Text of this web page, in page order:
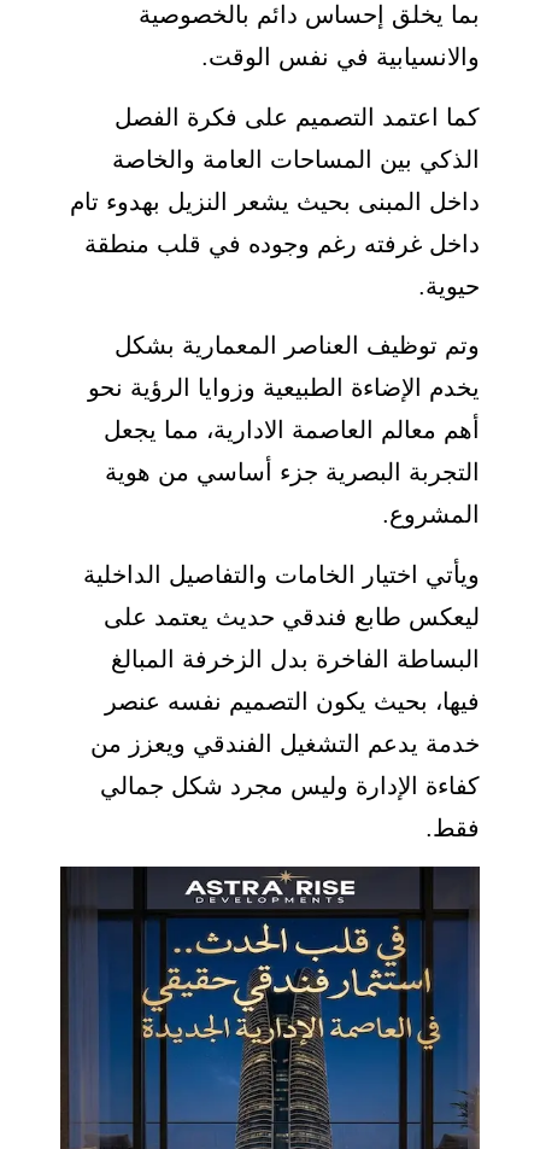
بما يخلق إحساس دائم بالخصوصية
والانسيابية في نفس الوقت.
كما اعتمد التصميم على فكرة الفصل
الذكي بين المساحات العامة والخاصة
داخل المبنى بحيث يشعر النزيل بهدوء تام
داخل غرفته رغم وجوده في قلب منطقة
حيوية.
وتم توظيف العناصر المعمارية بشكل
يخدم الإضاءة الطبيعية وزوايا الرؤية نحو
أهم معالم العاصمة الادارية، مما يجعل
التجربة البصرية جزء أساسي من هوية
المشروع.
ويأتي اختيار الخامات والتفاصيل الداخلية
ليعكس طابع فندقي حديث يعتمد على
البساطة الفاخرة بدل الزخرفة المبالغ
فيها، بحيث يكون التصميم نفسه عنصر
خدمة يدعم التشغيل الفندقي ويعزز من
كفاءة الإدارة وليس مجرد شكل جمالي
فقط.